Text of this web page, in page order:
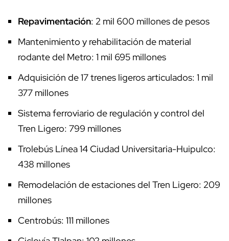
Repavimentación: 2 mil 600 millones de pesos
Mantenimiento y rehabilitación de material
rodante del Metro: 1 mil 695 millones
Adquisición de 17 trenes ligeros articulados: 1 mil
377 millones
Sistema ferroviario de regulación y control del
Tren Ligero: 799 millones
Trolebús Línea 14 Ciudad Universitaria-Huipulco:
438 millones
Remodelación de estaciones del Tren Ligero: 209
millones
Centrobús: 111 millones